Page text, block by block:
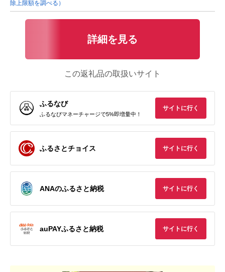
除上限額を調べる）
詳細を見る
この返礼品の取扱いサイト
ふるなび
ふるなびマネーチャージで5%即増量中！
サイトに行く
ふるさとチョイス サイトに行く
ANAのふるさと納税 サイトに行く
auPAYふるさと納税 サイトに行く